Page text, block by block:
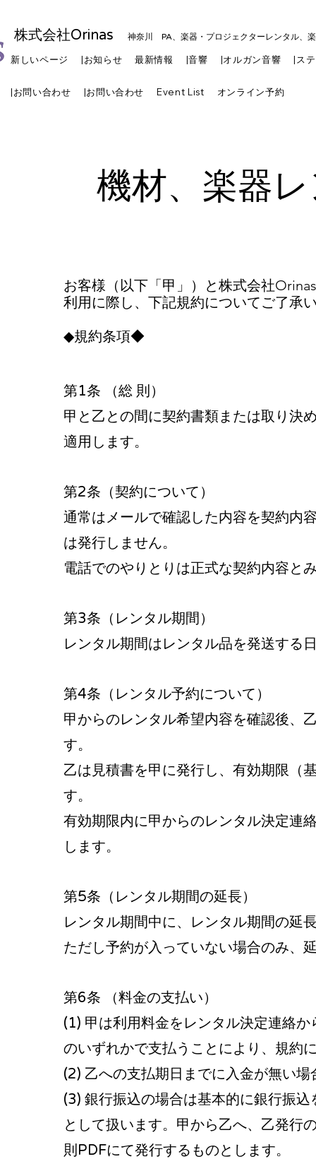
株式会社Orinas 神奈川 PA、楽器・プロジェクターレンタル、
新しいページ |お知らせ 最新情報 |音響 |オルガン音響 |ス
|お問い合わせ |お問い合わせ Event List オンライン予約
機材、楽器
お客様（以下「甲」）と株式会社
利用に際し、下記規約についてご了承
◆規約条項◆
第1条 （総 則）
甲と乙との間に契約書類または取り決
適用します。
第2条（契約について）
通常はメールで確認した内容を契約内
は発行しません。
電話でのやりとりは正式な契約内容と
第3条（レンタル期間）
レンタル期間はレンタル品を発送する
第4条（レンタル予約について）
甲からのレンタル希望内容を確認後、
す。
乙は見積書を甲に発行し、有効期限（
す。
有効期限内に甲からのレンタル決定連
します。
第5条（レンタル期間の延長）
レンタル期間中に、レンタル期間の延
ただし予約が入っていない場合のみ、
第6条 （料金の支払い）​
(1) 甲は利用料金をレンタル決定連絡
のいずれかで支払うことにより、規約
(2) 乙への支払期日までに入金が無い
(3) 銀行振込の場合は基本的に銀行振
として扱います。甲から乙へ、乙発行
則PDFにて発行するものとします。